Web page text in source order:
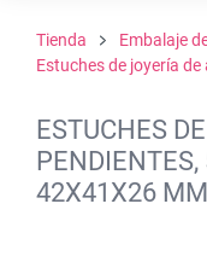
Tienda
Embalaje
Estuches de joyería de
ESTUCHES
42X41X26